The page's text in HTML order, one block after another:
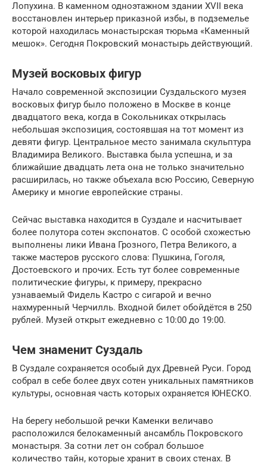
Лопухина. В каменном одноэтажном здании XVII века
восстановлен интерьер приказной избы, в подземелье
которой находилась монастырская тюрьма «Каменный
мешок». Сегодня Покровский монастырь действующий.
Музей восковых фигур
Начало современной экспозиции Суздальского музея
восковых фигур было положено в Москве в конце
двадцатого века, когда в Сокольниках открылась
небольшая экспозиция, состоявшая на тот момент из
девяти фигур. Центральное место занимала скульптура
Владимира Великого. Выставка была успешна, и за
ближайшие двадцать лета она не только значительно
расширилась, но также объехала всю Россию, Северную
Америку и многие европейские страны.
Сейчас выставка находится в Суздале и насчитывает
более полутора сотен экспонатов. С особой схожестью
выполнены лики Ивана Грозного, Петра Великого, а
также мастеров русского слова: Пушкина, Гоголя,
Достоевского и прочих. Есть тут более современные
политические фигуры, к примеру, прекрасно
узнаваемый Фидель Кастро с сигарой и вечно
нахмуренный Черчилль. Входной билет обойдётся в 250
рублей. Музей открыт ежедневно с 10:00 до 19:00.
Чем знаменит Суздаль
В Суздале сохраняется особый дух Древней Руси. Город
собрал в себе более двух сотен уникальных памятников
культуры, основная часть которых охраняется ЮНЕСКО.
На берегу небольшой речки Каменки величаво
расположился белокаменный ансамбль Покровского
монастыря. За сотни лет он собрал большое
количество тайн, которые хранит в своих стенах. В